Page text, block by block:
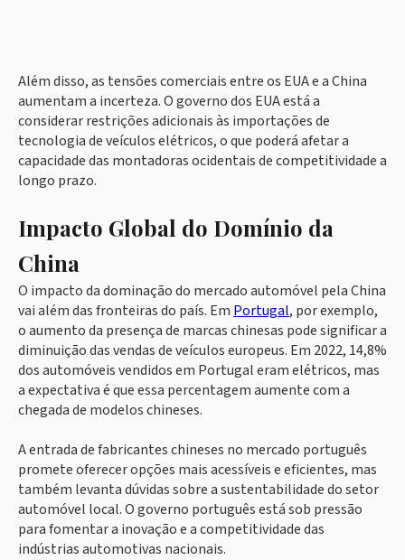
Além disso, as tensões comerciais entre os EUA e a China
aumentam a incerteza. O governo dos EUA está a
considerar restrições adicionais às importações de
tecnologia de veículos elétricos, o que poderá afetar a
capacidade das montadoras ocidentais de competitividade a
longo prazo.
Impacto Global do Domínio da
China
O impacto da dominação do mercado automóvel pela China
vai além das fronteiras do país. Em Portugal, por exemplo,
o aumento da presença de marcas chinesas pode significar a
diminuição das vendas de veículos europeus. Em 2022, 14,8%
dos automóveis vendidos em Portugal eram elétricos, mas
a expectativa é que essa percentagem aumente com a
chegada de modelos chineses.
A entrada de fabricantes chineses no mercado português
promete oferecer opções mais acessíveis e eficientes, mas
também levanta dúvidas sobre a sustentabilidade do setor
automóvel local. O governo português está sob pressão
para fomentar a inovação e a competitividade das
indústrias automotivas nacionais.